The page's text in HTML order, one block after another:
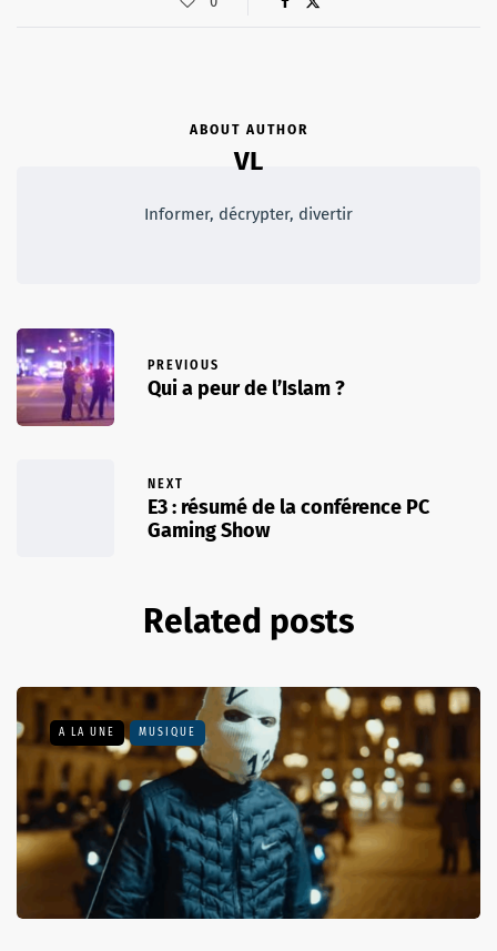
ABOUT AUTHOR
VL
Informer, décrypter, divertir
PREVIOUS
Qui a peur de l’Islam ?
NEXT
E3 : résumé de la conférence PC
Gaming Show
Related posts
A LA UNE MUSIQUE